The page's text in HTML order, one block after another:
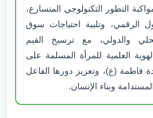
التطور التكنولوجي المتسارع،
الرقمي، وتلبية احتياجات سوق
والدولي، مع ترسيخ القيم
العلمية للمرأة المسلمة على
فاطمة (ع)، وتعزيز دورها الفاعل
وبناء الإنسان.